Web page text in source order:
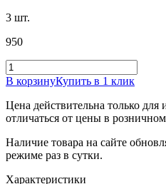
3 шт.
950
В корзинуКупить в 1 клик
Цена действительна только
отличаться от цены в
Наличие товара на сайте
режиме раз в сутки.
Характеристики